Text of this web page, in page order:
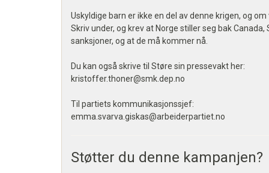
Uskyldige barn er ikke en del av denne krigen, og
Skriv under, og krev at Norge stiller seg bak
sanksjoner, og at de må kommer nå.
Du kan også skrive til Støre sin pressevakt her:
kristoffer.thoner@smk.dep.no
Til partiets kommunikasjonssjef:
emma.svarva.giskas@arbeiderpartiet.no
Støtter du denne kampanjen?